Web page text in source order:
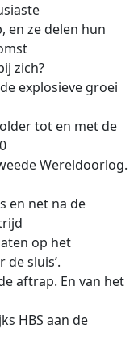
en ze delen hun
zich?
explosieve groei
tot en met de
Wereldoorlog.
en net na de
op het
sluis’.
aftrap. En van het
HBS aan de